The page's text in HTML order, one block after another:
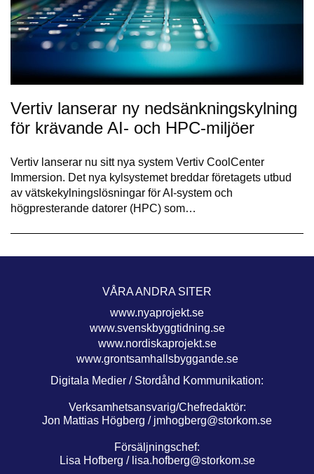
Vertiv lanserar ny nedsänkningskylning
för krävande AI- och HPC-miljöer
Vertiv lanserar nu sitt nya system Vertiv CoolCenter
Immersion. Det nya kylsystemet breddar företagets utbud
av vätskekylningslösningar för AI-system och
högpresterande datorer (HPC) som…
VÅRA ANDRA SITER
www.nyaprojekt.se
www.svenskbyggtidning.se
www.nordiskaprojekt.se
www.grontsamhallsbyggande.se
Digitala Medier / Stordåhd Kommunikation:
Verksamhetsansvarig/Chefredaktör:
Jon Mattias Högberg / jmhogberg@storkom.se
Försäljningschef:
Lisa Hofberg / lisa.hofberg@storkom.se